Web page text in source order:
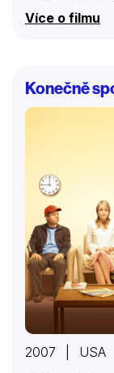
jeho bývalou
Více o filmu
Konečně
2007 | USA